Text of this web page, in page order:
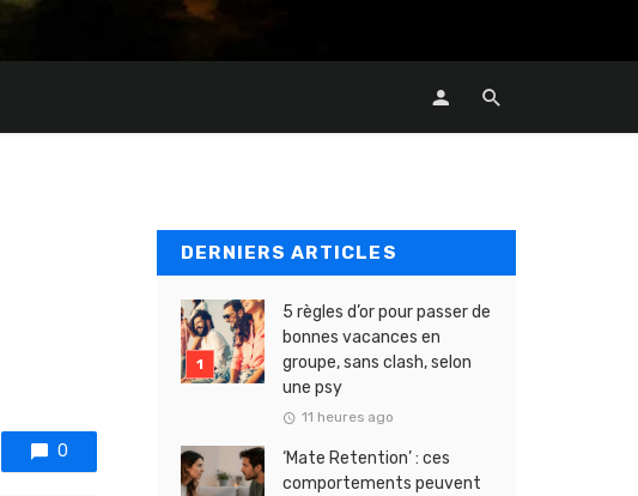
0
DERNIERS ARTICLES
5 règles d’or pour passer de
bonnes vacances en
groupe, sans clash, selon
une psy
11 heures ago
‘Mate Retention’ : ces
comportements peuvent